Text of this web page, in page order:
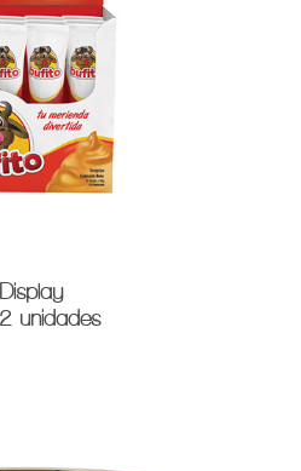
Display
unidades